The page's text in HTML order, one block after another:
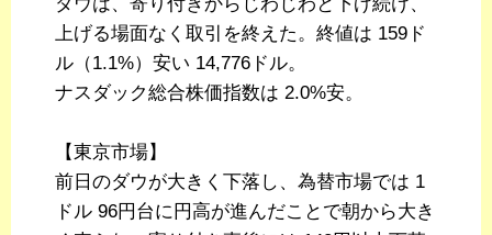
ダウは、寄り付きからじわじわと下げ続け、
上げる場面なく取引を終えた。終値は 159ド
ル（1.1%）安い 14,776ドル。
ナスダック総合株価指数は 2.0%安。
【東京市場】
前日のダウが大きく下落し、為替市場では 1
ドル 96円台に円高が進んだことで朝から大き